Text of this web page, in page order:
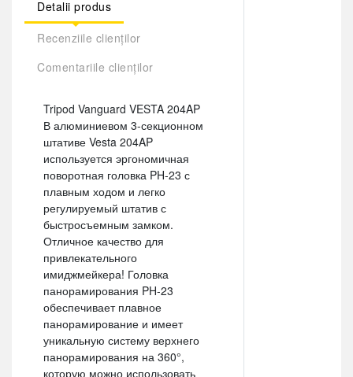
Detalii produs
Recenziile clienților
Comentariile clienților
Tripod Vanguard VESTA 204AP
В алюминиевом 3-секционном
штативе Vesta 204AP
используется эргономичная
поворотная головка PH-23 с
плавным ходом и легко
регулируемый штатив с
быстросъемным замком.
Отличное качество для
привлекательного
имиджмейкера! Головка
панорамирования PH-23
обеспечивает плавное
панорамирование и имеет
уникальную систему верхнего
панорамирования на 360°,
которую можно использовать